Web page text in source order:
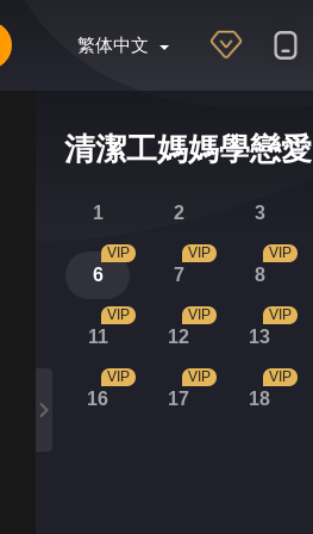
繁体中文
清潔工媽媽學戀愛
1 2 3
6
VIP
7
VIP
8
VIP
11
VIP
12
VIP
13
VIP
16
VIP
17
VIP
18
VIP